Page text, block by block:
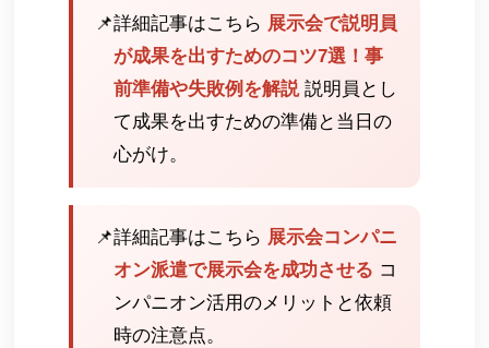
📌詳細記事はこちら 展示会で説明員
が成果を出すためのコツ7選！事
前準備や失敗例を解説 説明員とし
て成果を出すための準備と当日の
心がけ。
📌詳細記事はこちら 展示会コンパニ
オン派遣で展示会を成功させる コ
ンパニオン活用のメリットと依頼
時の注意点。